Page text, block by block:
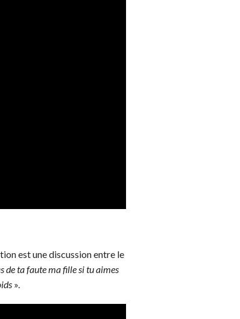
est une discussion entre le
de ta faute ma fille si tu aimes
».